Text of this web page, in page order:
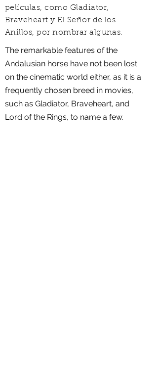
películas, como Gladiator,
Braveheart y El Señor de los
Anillos, por nombrar algunas.
The remarkable features of the
Andalusian horse have not been lost
on the cinematic world either, as it is a
frequently chosen breed in movies,
such as Gladiator, Braveheart, and
Lord of the Rings, to name a few.